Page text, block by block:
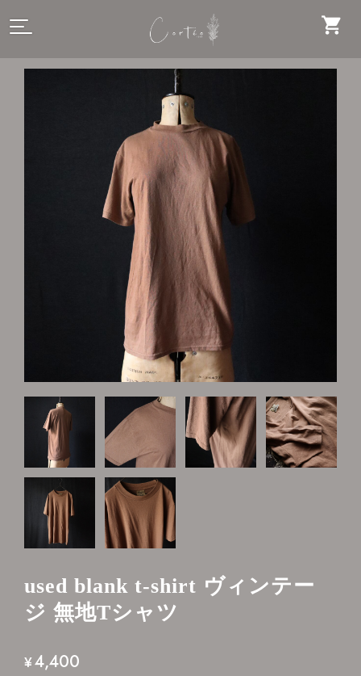
used blank t-shirt ヴィンテー
ジ 無地Tシャツ
¥4,400